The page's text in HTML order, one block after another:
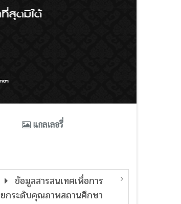
แกลเลอรี่
ข้อมูลสารสนเทศเพื่อการ
ยกระดับคุณภาพสถานศึกษา